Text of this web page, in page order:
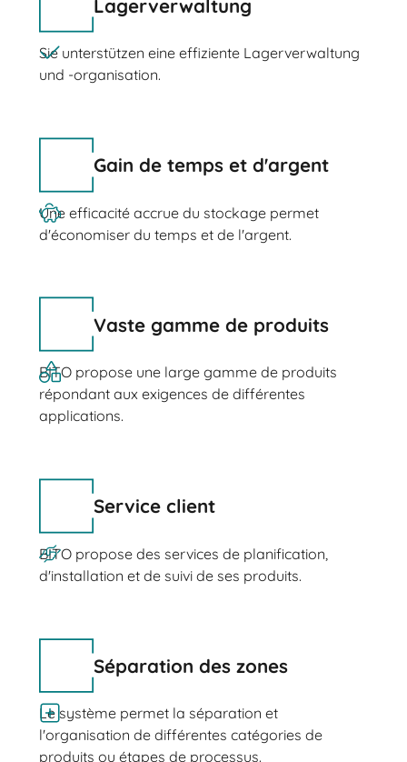
Lagerverwaltung
Sie unterstützen eine effiziente Lagerverwaltung
und -organisation.
Gain de temps et d'argent
Une efficacité accrue du stockage permet
d'économiser du temps et de l'argent.
Vaste gamme de produits
BITO propose une large gamme de produits
répondant aux exigences de différentes
applications.
Service client
BITO propose des services de planification,
d'installation et de suivi de ses produits.
Séparation des zones
Le système permet la séparation et
l'organisation de différentes catégories de
produits ou étapes de processus.